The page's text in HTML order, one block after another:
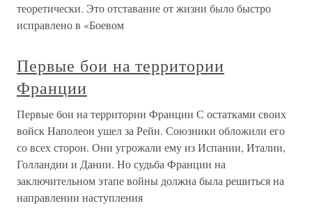
теоретически. Это отставание от жизни было быстро
исправлено в «Боевом
Первые бои на территории
Франции
Первые бои на территории Франции С остатками своих
войск Наполеон ушел за Рейн. Союзники обложили его
со всех сторон. Они угрожали ему из Испании, Италии,
Голландии и Дании. Но судьба Франции на
заключительном этапе войны должна была решиться на
направлении наступления